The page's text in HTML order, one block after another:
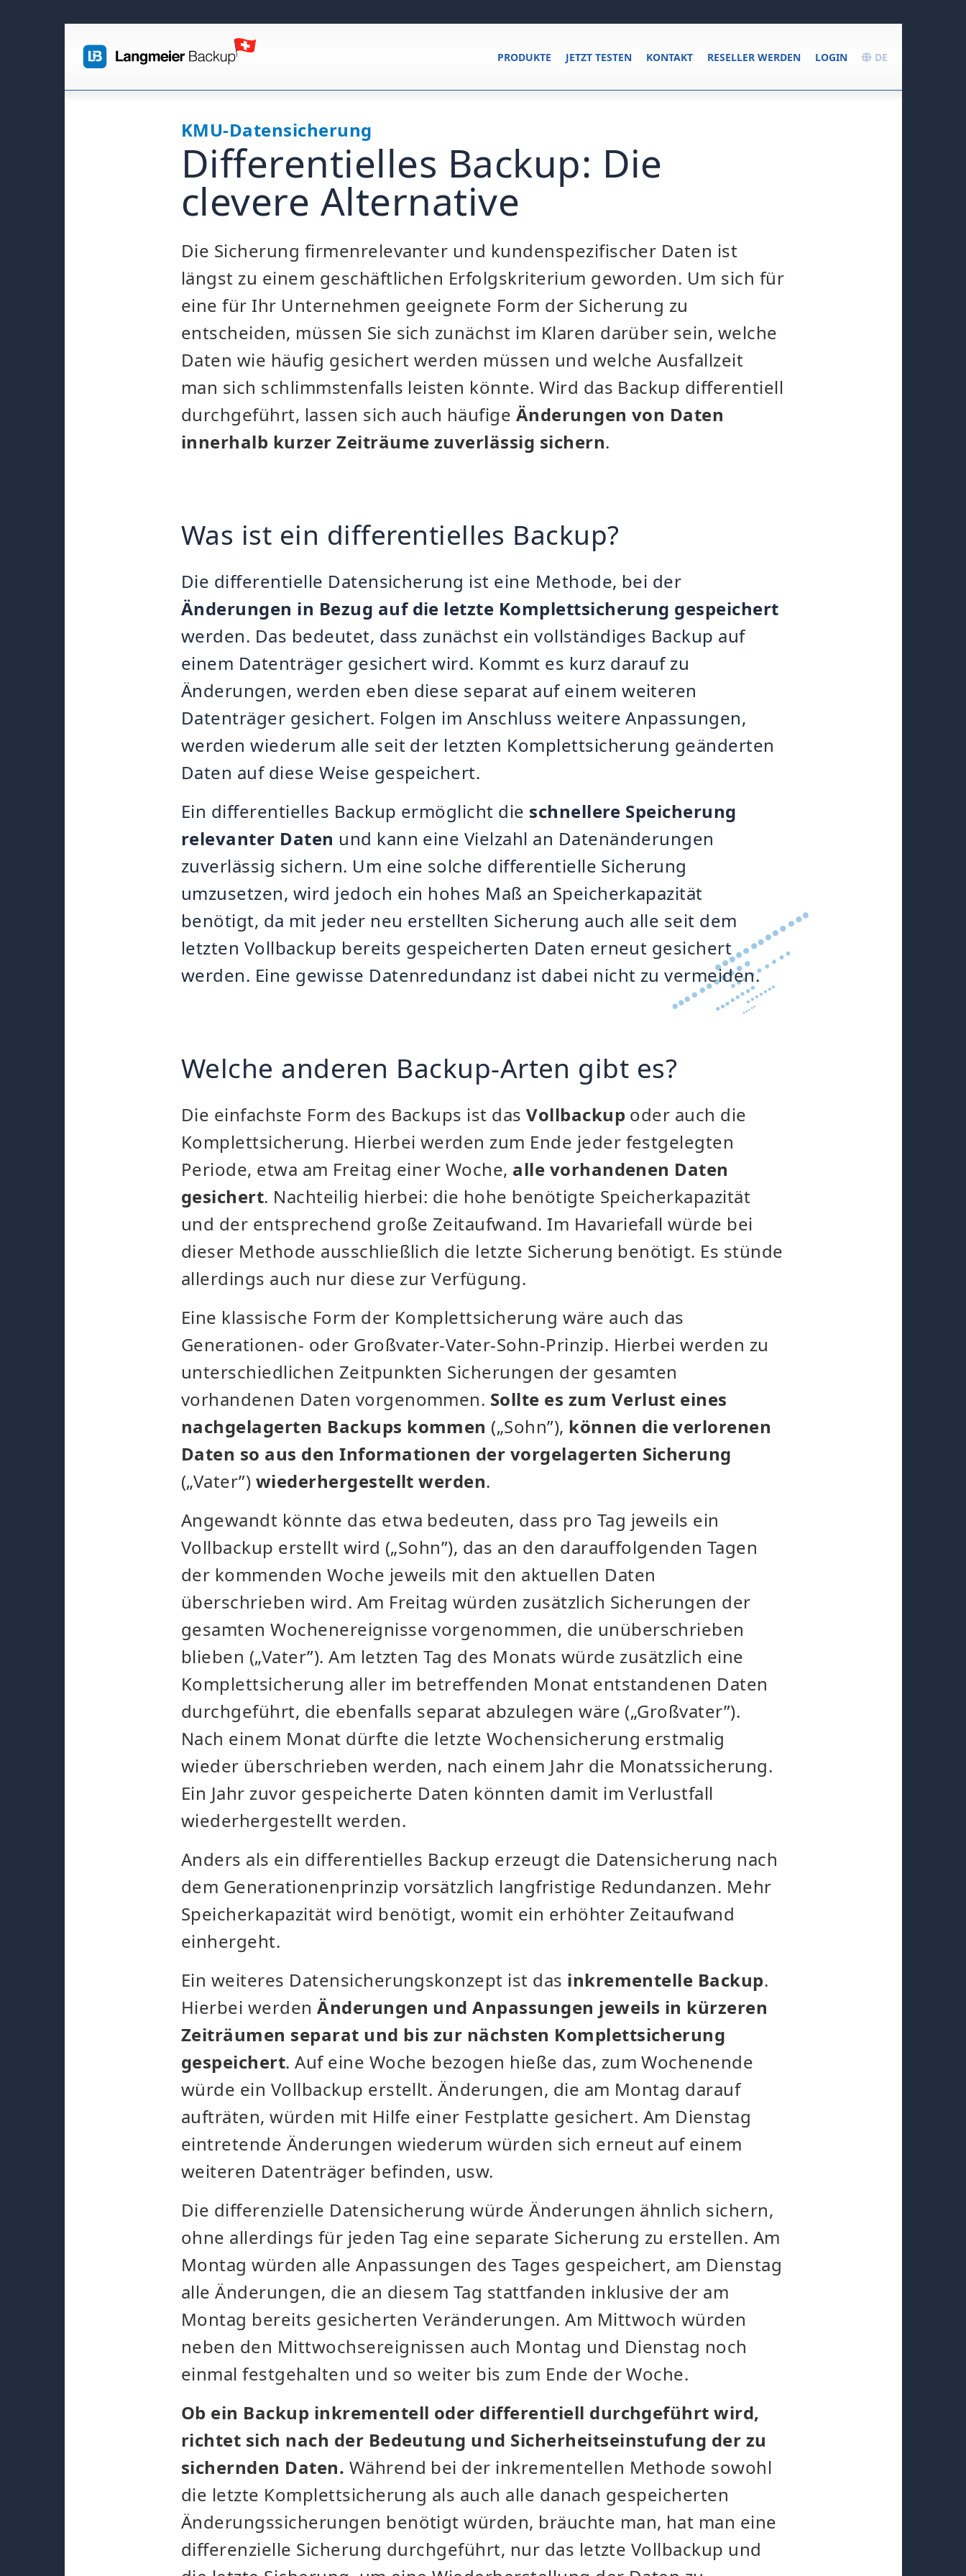
DE
LOGIN
RESELLER WERDEN
KONTAKT
JETZT TESTEN
PRODUKTE
KMU-Datensicherung
Differentielles Backup: Die
clevere Alternative
Die Sicherung firmenrelevanter und kundenspezifischer Daten ist
längst zu einem geschäftlichen Erfolgskriterium geworden. Um sich für
eine für Ihr Unternehmen geeignete Form der Sicherung zu
entscheiden, müssen Sie sich zunächst im Klaren darüber sein, welche
Daten wie häufig gesichert werden müssen und welche Ausfallzeit
man sich schlimmstenfalls leisten könnte. Wird das Backup differentiell
durchgeführt, lassen sich auch häufige Änderungen von Daten
innerhalb kurzer Zeiträume zuverlässig sichern.
Was ist ein differentielles Backup?
Die differentielle Datensicherung ist eine Methode, bei der
Änderungen in Bezug auf die letzte Komplettsicherung gespeichert
werden. Das bedeutet, dass zunächst ein vollständiges Backup auf
einem Datenträger gesichert wird. Kommt es kurz darauf zu
Änderungen, werden eben diese separat auf einem weiteren
Datenträger gesichert. Folgen im Anschluss weitere Anpassungen,
werden wiederum alle seit der letzten Komplettsicherung geänderten
Daten auf diese Weise gespeichert.
Ein differentielles Backup ermöglicht die schnellere Speicherung
relevanter Daten und kann eine Vielzahl an Datenänderungen
zuverlässig sichern. Um eine solche differentielle Sicherung
umzusetzen, wird jedoch ein hohes Maß an Speicherkapazität
benötigt, da mit jeder neu erstellten Sicherung auch alle seit dem
letzten Vollbackup bereits gespeicherten Daten erneut gesichert
werden. Eine gewisse Datenredundanz ist dabei nicht zu vermeiden.
Welche anderen Backup-Arten gibt es?
Die einfachste Form des Backups ist dasVollbackup oder auch die
Komplettsicherung. Hierbei werden zum Ende jeder festgelegten
Periode, etwa am Freitag einer Woche, alle vorhandenen Daten
gesichert. Nachteilig hierbei: die hohe benötigte Speicherkapazität
und der entsprechend große Zeitaufwand. Im Havariefall würde bei
dieser Methode ausschließlich die letzte Sicherung benötigt. Es stünde
allerdings auch nur diese zur Verfügung.
Eine klassische Form der Komplettsicherung wäre auch das
Generationen- oder Großvater-Vater-Sohn-Prinzip. Hierbei werden zu
unterschiedlichen Zeitpunkten Sicherungen der gesamten
vorhandenen Daten vorgenommen. Sollte es zum Verlust eines
nachgelagerten Backups kommen („Sohn”), können die verlorenen
Daten so aus den Informationen der vorgelagerten Sicherung
(„Vater”) wiederhergestellt werden.
Angewandt könnte das etwa bedeuten, dass pro Tag jeweils ein
Vollbackup erstellt wird („Sohn”), das an den darauffolgenden Tagen
der kommenden Woche jeweils mit den aktuellen Daten
überschrieben wird. Am Freitag würden zusätzlich Sicherungen der
gesamten Wochenereignisse vorgenommen, die unüberschrieben
blieben („Vater”). Am letzten Tag des Monats würde zusätzlich eine
Komplettsicherung aller im betreffenden Monat entstandenen Daten
durchgeführt, die ebenfalls separat abzulegen wäre („Großvater”).
Nach einem Monat dürfte die letzte Wochensicherung erstmalig
wieder überschrieben werden, nach einem Jahr die Monatssicherung.
Ein Jahr zuvor gespeicherte Daten könnten damit im Verlustfall
wiederhergestellt werden.
Anders als ein differentielles Backup erzeugt die Datensicherung nach
dem Generationenprinzip vorsätzlich langfristige Redundanzen. Mehr
Speicherkapazität wird benötigt, womit ein erhöhter Zeitaufwand
einhergeht.
Ein weiteres Datensicherungskonzept ist das inkrementelle Backup.
Hierbei werdenÄnderungen und Anpassungen jeweils in kürzeren
Zeiträumen separat und bis zur nächsten Komplettsicherung
gespeichert. Auf eine Woche bezogen hieße das, zum Wochenende
würde ein Vollbackup erstellt. Änderungen, die am Montag darauf
aufträten, würden mit Hilfe einer Festplatte gesichert. Am Dienstag
eintretende Änderungen wiederum würden sich erneut auf einem
weiteren Datenträger befinden, usw.
Die differenzielle Datensicherung würde Änderungen ähnlich sichern,
ohne allerdings für jeden Tag eine separate Sicherung zu erstellen. Am
Montag würden alle Anpassungen des Tages gespeichert, am Dienstag
alle Änderungen, die an diesem Tag stattfanden inklusive der am
Montag bereits gesicherten Veränderungen. Am Mittwoch würden
neben den Mittwochsereignissen auch Montag und Dienstag noch
einmal festgehalten und so weiter bis zum Ende der Woche.
Ob ein Backup inkrementell oder differentiell durchgeführt wird,
richtet sich nach der Bedeutung und Sicherheitseinstufung der zu
sichernden Daten. Während bei der inkrementellen Methode sowohl
die letzte Komplettsicherung als auch alle danach gespeicherten
Änderungssicherungen benötigt würden, bräuchte man, hat man eine
differenzielle Sicherung durchgeführt, nur das letzte Vollbackup und